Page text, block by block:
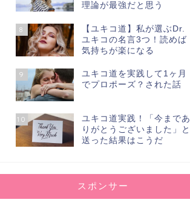
理論が最強だと思う
8
【ユキコ道】私が選ぶDr.
ユキコの名言3つ！読めば
気持ちが楽になる
9
ユキコ道を実践して1ヶ月
でプロポーズ？された話
10
ユキコ道実践！「今まであ
りがとうございました」と
送った結果はこうだ
スポンサー